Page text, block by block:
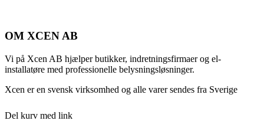
OM XCEN AB
Vi på Xcen AB hjælper butikker, indretningsfirmaer og el-
installatøre med professionelle belysningsløsninger.
Xcen er en svensk virksomhed og alle varer sendes fra Sverige
Del kurv med link